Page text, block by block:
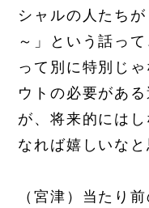
シャルの人たち
～」という話っ
って別に特別じ
ウトの必要があ
が、将来的には
なれば嬉しいなと
（宮津）当たり